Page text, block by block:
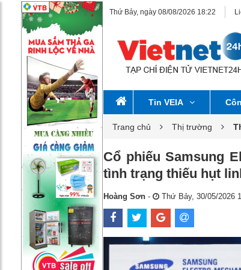
Thứ Bảy, ngày 08/08/2026 18:22
Tin VEIA
Trang chủ Thị trường
Cổ phiếu Samsung
tình trạng thiếu hụt
Hoàng Sơn - Thứ Bảy, 30/05/2026